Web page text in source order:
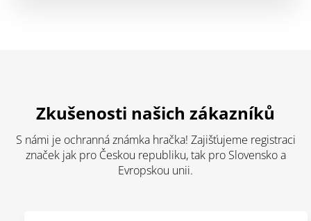
Zkušenosti našich zákazníků
S námi je ochranná známka hračka! Zajišťujeme registraci
značek jak pro Českou republiku, tak pro Slovensko a
Evropskou unii.